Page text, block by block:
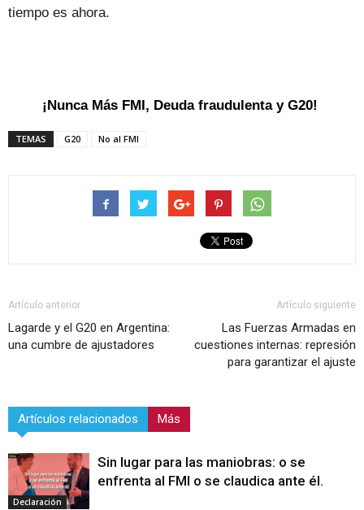
tiempo es ahora.
¡Nunca Más FMI, Deuda fraudulenta y G20!
TEMAS G20 No al FMI
Artículo anterior
Lagarde y el G20 en Argentina:
una cumbre de ajustadores
Artículo siguiente
Las Fuerzas Armadas en
cuestiones internas: represión
para garantizar el ajuste
Artículos relacionados Más
Declaración
Sin lugar para las maniobras: o se
enfrenta al FMI o se claudica ante él.